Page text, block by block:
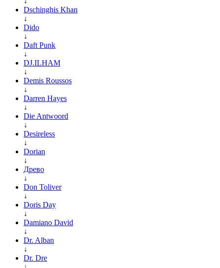
Dschinghis Khan
↓
Dido
↓
Daft Punk
↓
DJ.ILHAM
↓
Demis Roussos
↓
Darren Hayes
↓
Die Antwoord
↓
Desireless
↓
Dorian
↓
Древо
↓
Don Toliver
↓
Doris Day
↓
Damiano David
↓
Dr. Alban
↓
Dr. Dre